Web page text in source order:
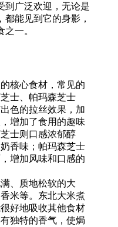
到广泛欢迎，无论是
能见到它的身影，
一。
核心食材，常见的
士、帕玛森芝士
色的拉丝效果，加
增加了食用的趣味
士则口感浓郁醇
香味；帕玛森芝士
增加风味和口感的
、质地松软的大
米等。东北大米煮
好地吸收其他食材
独特的香气，使焗